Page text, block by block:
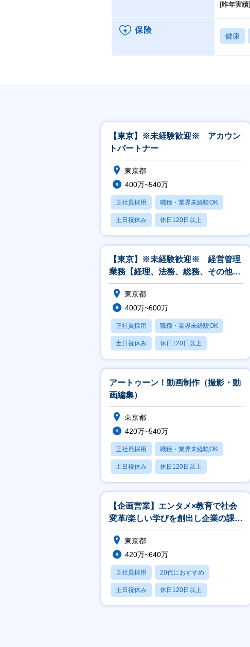
[昨年実績]
保険
健康
【東京】※未経験歓迎※ アカウン
トパートナー
東京都
400万~540万
正社員採用 職種・業界未経験OK
土日祝休み 休日120日以上
月残業20時間以内
【東京】※未経験歓迎※ 経営管理
業務【経理、法務、総務、その他必
要に応じて管理部門業務全般】
東京都
400万~600万
正社員採用 職種・業界未経験OK
土日祝休み 休日120日以上
月残業20時間以内
アートゥーン！動画制作（撮影・動
画編集）
東京都
420万~540万
正社員採用 職種・業界未経験OK
土日祝休み 休日120日以上
月残業20時間以内
【企画営業】エンタメ×教育で社会
変革/楽しい学びを創出し企業の課題
解決
東京都
420万~640万
正社員採用 20代におすすめ
土日祝休み 休日120日以上
産休・育休あり